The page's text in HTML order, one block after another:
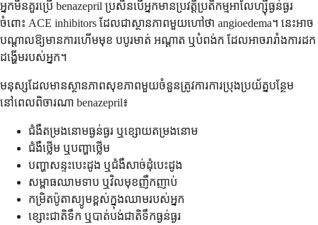
អ្នកមិនគួរប្រើ benazepril ប្រសិនបើអ្នកមានប្រវត្តិប្រតិកម្មអាលែហ្ស៊ីធ្ងន់ធ្ងរ
ចំពោះ ACE inhibitors ដែលជាស្ថានភាពមួយហៅថា angioedema។ នេះអាច
បណ្តាលឱ្យមានការហើមមុខ បបូរមាត់ អណ្តាត ឬបំពង់ក ដែលអាចរារាំងការដក
ដង្ហើមរបស់អ្នក។
មនុស្សដែលមានស្ថានភាពសុខភាពមួយចំនួនត្រូវការការប្រុងប្រយ័ត្នបន្ថែម
នៅពេលពិចារណា benazepril៖
ជំងឺតម្រងនោមធ្ងន់ធ្ងរ ឬខ្សោយតម្រងនោម
ជំងឺថ្លើម ឬបញ្ហាថ្លើម
បញ្ហា​សន្ទះបេះដូង ឬជំងឺសាច់ដុំបេះដូង
សម្ពាធឈាមទាប ឬវិលមុខញឹកញាប់
កម្រិតប៉ូតាស្យូមខ្ពស់ក្នុងឈាមរបស់អ្នក
ខ្សោះជាតិទឹក ឬបាត់បង់ជាតិទឹកធ្ងន់ធ្ងរ